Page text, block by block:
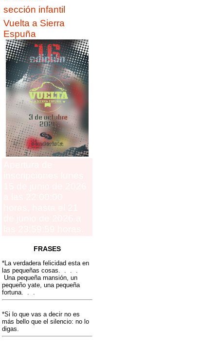
sección infantil
Vuelta a Sierra
Espuña
FRASES
*La verdadera felicidad esta en
las pequeñas cosas. . . .
Una pequeña mansión, un
pequeño yate, una pequeña
fortuna. . .
*Si lo que vas a decir no es
más bello que el silencio: no lo
digas.